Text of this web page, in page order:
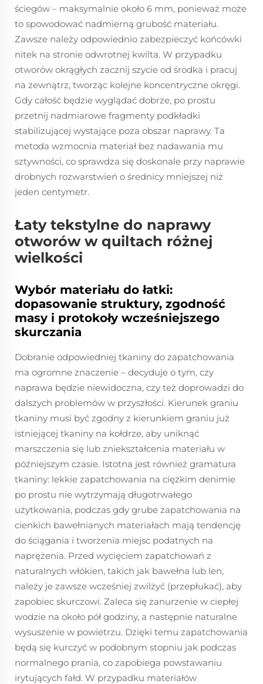
ściegów – maksymalnie około 6 mm, ponieważ może
to spowodować nadmierną grubość materiału.
Zawsze należy odpowiednio zabezpieczyć końcówki
nitek na stronie odwrotnej kwilta. W przypadku
otworów okrągłych zacznij szycie od środka i pracuj
na zewnątrz, tworząc kolejne koncentryczne okręgi.
Gdy całość będzie wyglądać dobrze, po prostu
przetnij nadmiarowe fragmenty podkładki
stabilizującej wystające poza obszar naprawy. Ta
metoda wzmocnia materiał bez nadawania mu
sztywności, co sprawdza się doskonale przy naprawie
drobnych rozwarstwień o średnicy mniejszej niż
jeden centymetr.
Łaty tekstylne do naprawy
otworów w quiltach różnej
wielkości
Wybór materiału do łatki:
dopasowanie struktury, zgodność
masy i protokoły wcześniejszego
skurczania
Dobranie odpowiedniej tkaniny do zapatchowania
ma ogromne znaczenie – decyduje o tym, czy
naprawa będzie niewidoczna, czy też doprowadzi do
dalszych problemów w przyszłości. Kierunek graniu
tkaniny musi być zgodny z kierunkiem graniu już
istniejącej tkaniny na kołdrze, aby uniknąć
marszczenia się lub zniekształcenia materiału w
późniejszym czasie. Istotna jest również gramatura
tkaniny: lekkie zapatchowania na ciężkim denimie
po prostu nie wytrzymają długotrwałego
użytkowania, podczas gdy grube zapatchowania na
cienkich bawełnianych materiałach mają tendencję
do ściągania i tworzenia miejsc podatnych na
naprężenia. Przed wycięciem zapatchowań z
naturalnych włókien, takich jak bawełna lub len,
należy je zawsze wcześniej zwilżyć (przepłukać), aby
zapobiec skurczowi. Zaleca się zanurzenie w ciepłej
wodzie na około pół godziny, a następnie naturalne
wysuszenie w powietrzu. Dzięki temu zapatchowania
będą się kurczyć w podobnym stopniu jak podczas
normalnego prania, co zapobiega powstawaniu
irytujących fałd. W przypadku materiałów